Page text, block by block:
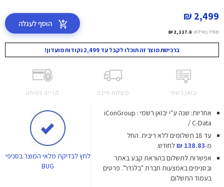
2,499 ₪
מחיר באילת: 2,117.8 ₪
הוסף לעגלה
ברכישת מוצר זה תוכלו לקבל עד 2,499 נקודות מועדון!
יבואן רשמי משלוח חינם קנייה בטוחה
אחריות: שנה ע"י יבואן רשמי : iConGroup
/ C-Data
עד 18 תשלומים ללא ריבית.
החל
מ-138.83 ₪
לחודש.
אפשרות לתשלום בהוראת קבע באתר
ובסניפים באמצעות חברת "בלנדר". פרטים
בעמוד התשלום.
לחץלבדיקת מלאי המוצר בסניפי
BUG